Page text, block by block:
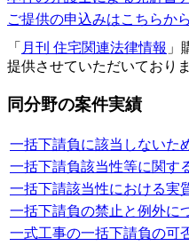
ご提供の申込みはこちらから
「 月刊 住宅関連法律情報 」
提供させていただいておりま
同分野の案件実績
一括下請負に該当しないた
一括下請負該当性等に関す
一括下請該当性における実
一括下請負の禁止と例外に
一式工事の一括下請負の可